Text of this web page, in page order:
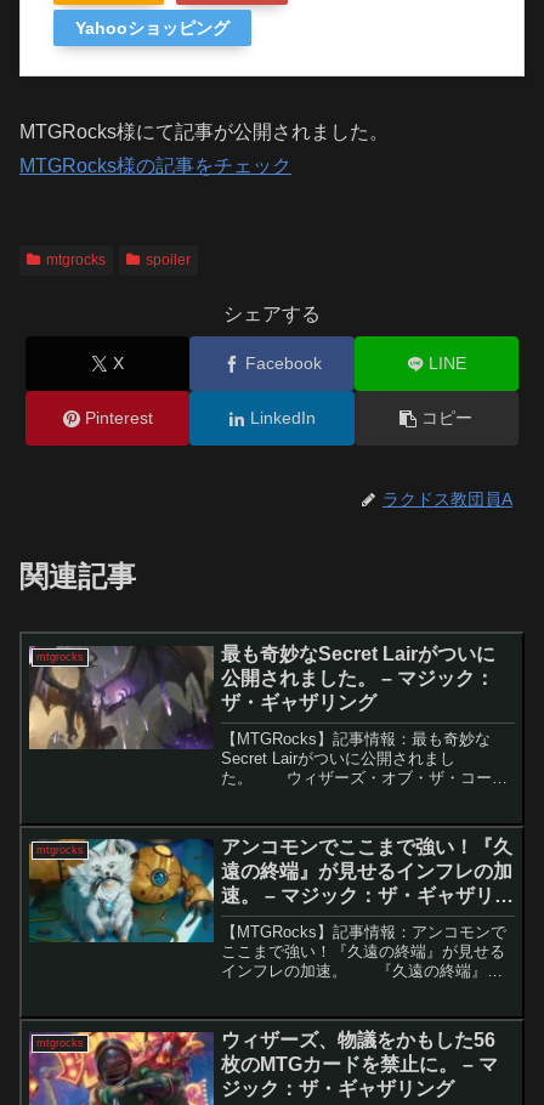
Yahooショッピング
MTGRocks様にて記事が公開されました。
MTGRocks様の記事をチェック
mtgrocks spoiler
シェアする
X Facebook LINE
Pinterest LinkedIn コピー
ラクドス教団員A
関連記事
mtgrocks
最も奇妙なSecret Lairがついに
公開されました。 – マジック：
ザ・ギャザリング
【MTGRocks】記事情報：最も奇妙な
Secret Lairがついに公開されまし
た。 ウィザーズ・オブ・ザ・コース
Superdrop」...
mtgrocks
アンコモンでここまで強い！『久
遠の終端』が見せるインフレの加
速。 – マジック：ザ・ギャザリン
グ
【MTGRocks】記事情報：アンコモンで
ここまで強い！『久遠の終端』が見せる
インフレの加速。 『久遠の終端』は
る非常にパワフルなアンコモンカードを
複数収録し...
mtgrocks
ウィザーズ、物議をかもした56
枚のMTGカードを禁止に。 – マ
ジック：ザ・ギャザリング